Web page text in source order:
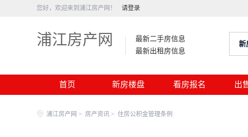
您好，欢迎来到浦江房产网！ 请登录
浦江房产网
最新二手房信息
最新出租房信息
新
首页 新房楼盘 看房报名 出
浦江房产网 > 房产资讯 > 住房公积金管理条例